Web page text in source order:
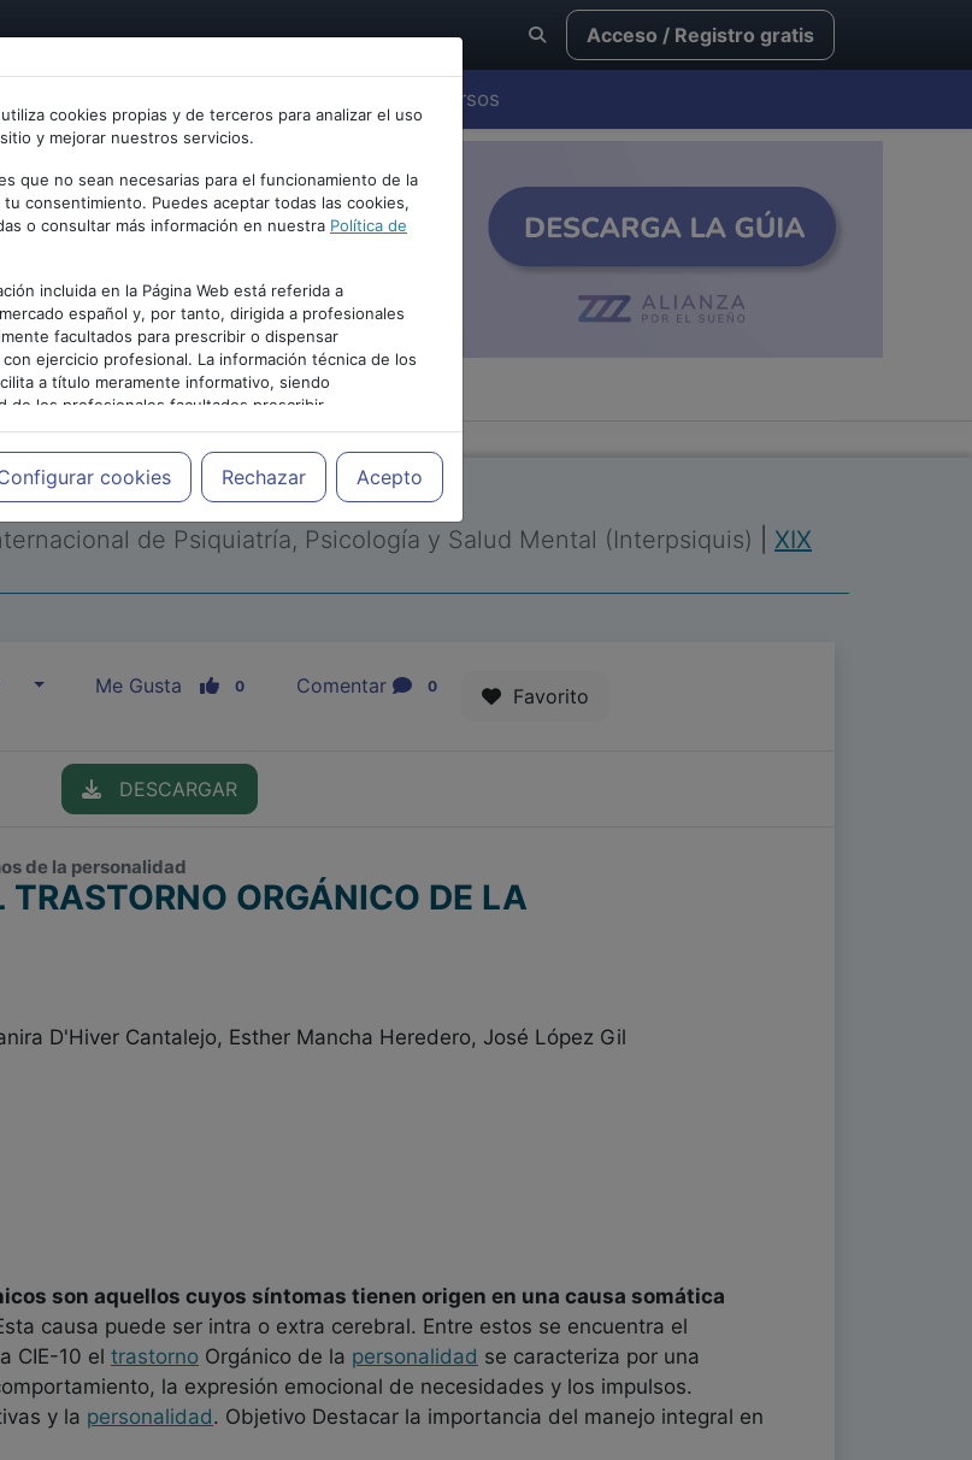
Acceso / Registro gratis
Cursos
cookies propias y de terceros para analizar el uso
y mejorar nuestros servicios.
que no sean necesarias para el funcionamiento de la
consentimiento. Puedes aceptar todas las cookies,
o consultar más información en nuestra Política de
incluida en la Página Web está referida a
español y, por tanto, dirigida a profesionales
facultados para prescribir o dispensar
ejercicio profesional. La información técnica de los
a título meramente informativo, siendo
de los profesionales facultados prescribir
decidir, en cada caso concreto, el tratamiento más
necesidades del paciente.
cookies Rechazar Acepto
PUBLICIDAD
de Psiquiatría, Psicología y Salud Mental (Interpsiquis)
XIX
Me Gusta 0 Comentar 0 Favorito
DESCARGAR
de la personalidad
ORGÁNICO DE LA
D'Hiver Cantalejo, Esther Mancha Heredero, José López Gil
son aquellos cuyos síntomas tienen origen en una causa somática
causa puede ser intra o extra cerebral. Entre estos se encuentra el
CIE-10 el trastorno Orgánico de la personalidad se caracteriza por una
la expresión emocional de necesidades y los impulsos.
y la personalidad. Objetivo Destacar la importancia del manejo integral en